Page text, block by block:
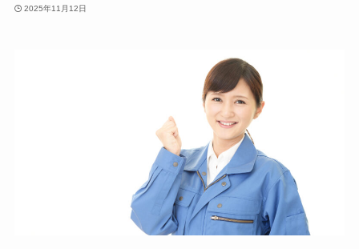
2025年11月12日